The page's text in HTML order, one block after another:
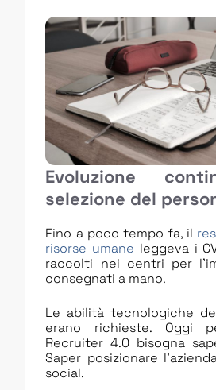
Evoluzione
selezione del
Fino a poco tempo fa, il
risorse umane leggeva i
raccolti nei centri per
consegnati a mano.
Le abilità tecnologiche
erano richieste. Oggi
Recruiter 4.0 bisogna
Saper posizionare
social.